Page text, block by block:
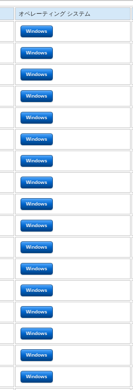
オペレーティング システム
Windows
Windows
Windows
Windows
Windows
Windows
Windows
Windows
Windows
Windows
Windows
Windows
Windows
Windows
Windows
Windows
Windows